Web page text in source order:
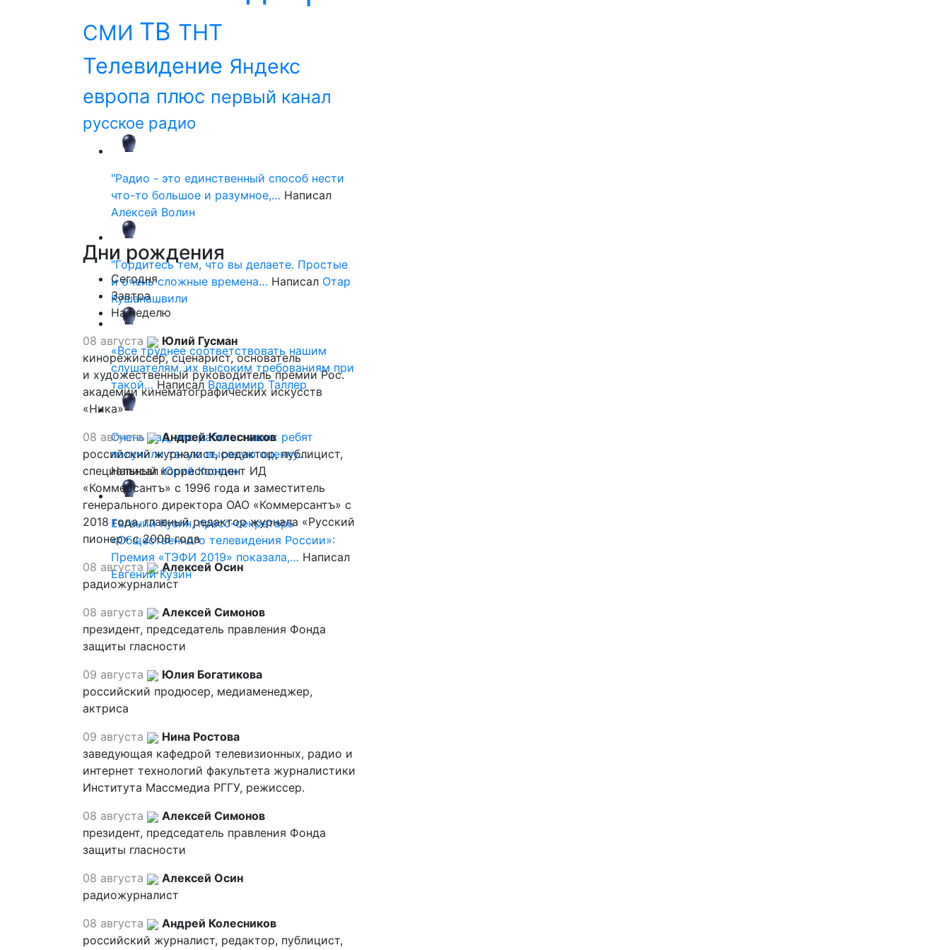
СМИ ТВ ТНТ
Телевидение Яндекс
европа плюс первый канал
русское радио
"Радио - это единственный способ нести
что-то большое и разумное,… Написал
Алексей Волин
"Гордитесь тем, что вы делаете. Простые
и очень сложные времена… Написал Отар
Кушанашвили
«Все труднее соответствовать нашим
слушателям, их высоким требованиям при
такой… Написал Владимир Таллер
Очень рад, что работы наших ребят
получили такую высокую оценку…
НаписалЮрий Костин
Евгений Кузин, пресс-секретарь
«Общественного телевидения России»:
Премия «ТЭФИ 2019» показала,… Написал
Евгений Кузин
Дни рождения
Сегодня
Завтра
На неделю
08 августа
Юлий Гусман
кинорежиссер, сценарист, основатель
и художественный руководитель премии Рос.
академии кинематографических искусств
«Ника»
08 августа
Андрей Колесников
российский журналист, редактор, публицист,
специальный корреспондент ИД
«Коммерсантъ» с 1996 года и заместитель
генерального директора ОАО «Коммерсантъ» с
2018 года, главный редактор журнала «Русский
пионер» с 2008 года
08 августа
Алексей Осин
радиожурналист
08 августа
Алексей Симонов
президент, председатель правления Фонда
защиты гласности
09 августа
Юлия Богатикова
российский продюсер, медиаменеджер,
актриса
09 августа
Нина Ростова
заведующая кафедрой телевизионных, радио и
интернет технологий факультета журналистики
Института Массмедиа РГГУ, режиссер.
08 августа
Алексей Симонов
президент, председатель правления Фонда
защиты гласности
08 августа
Алексей Осин
радиожурналист
08 августа
Андрей Колесников
российский журналист, редактор, публицист,